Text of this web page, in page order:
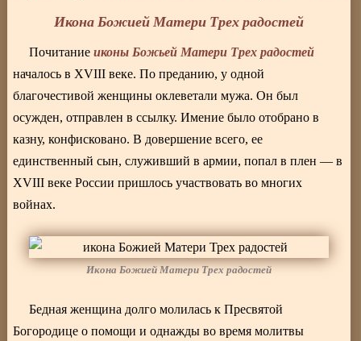
Икона Божией Матери Трех радостей
Почитаниеиконы Божьей Матери Трех радостей
началось в XVIII веке. По преданию, у одной
благочестивой женщины оклеветали мужа. Он был
осужден, отправлен в ссылку. Имение было отобрано в
казну, конфисковано. В довершение всего, ее
единственный сын, служивший в армии, попал в плен — в
XVIII веке России пришлось участвовать во многих
войнах.
Икона Божией Матери Трех радостей
Бедная женщина долго молилась к Пресвятой
Богородице о помощи и однажды во время молитвы